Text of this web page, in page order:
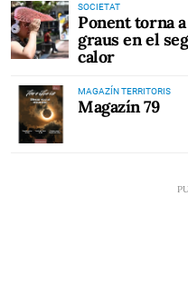
SOCIETAT
Ponent torna
graus en el
calor
MAGAZÍN TERRITORIS
Magazín 79